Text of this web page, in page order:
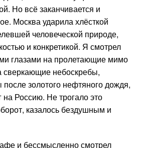
Но всё заканчивается и
Москва ударила хлёсткой
человеческой природе,
и конкретикой. Я смотрел
глазами на пролетающие мимо
небоскребы,
золотого нефтяного дождя,
на Россию. Не трогало это
казалось бездушным и
и бессмысленно смотрел